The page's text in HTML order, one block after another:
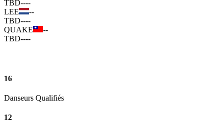
TBD----
LEE
--
TBD----
QUAKE
--
TBD----
16
Danseurs Qualifiés
12